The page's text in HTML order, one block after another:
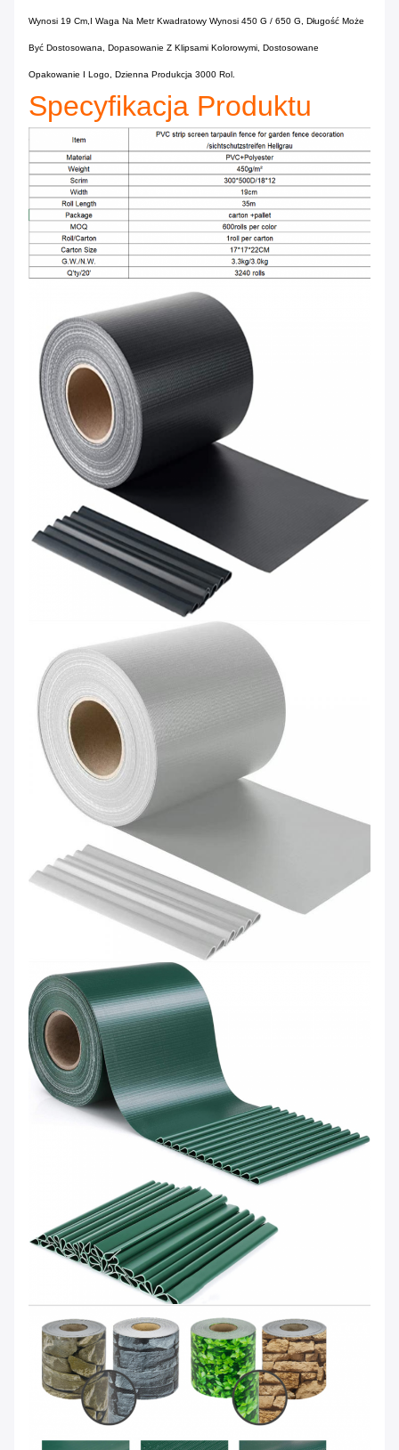
Wynosi 19 Cm,i Waga Na Metr Kwadratowy Wynosi 450 G / 650 G, Długość Może
Być Dostosowana, Dopasowanie Z Klipsami Kolorowymi, Dostosowane
Opakowanie I Logo, Dzienna Produkcja 3000 Rol.
Specyfikacja Produktu